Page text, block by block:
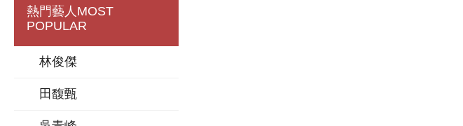
熱門藝人 MOST
POPULAR
林俊傑
田馥甄